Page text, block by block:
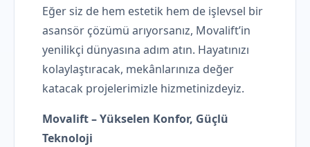
Eğer siz de hem estetik hem de işlevsel bir
asansör çözümü arıyorsanız, Movalift’in
yenilikçi dünyasına adım atın. Hayatınızı
kolaylaştıracak, mekânlarınıza değer
katacak projelerimizle hizmetinizdeyiz.
Movalift – Yükselen Konfor, Güçlü
Teknoloji